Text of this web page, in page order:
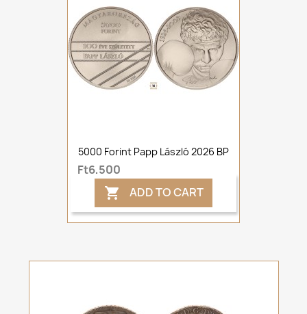
5000 Forint Papp László 2026 BP
Ft6,500
 ADD TO CART